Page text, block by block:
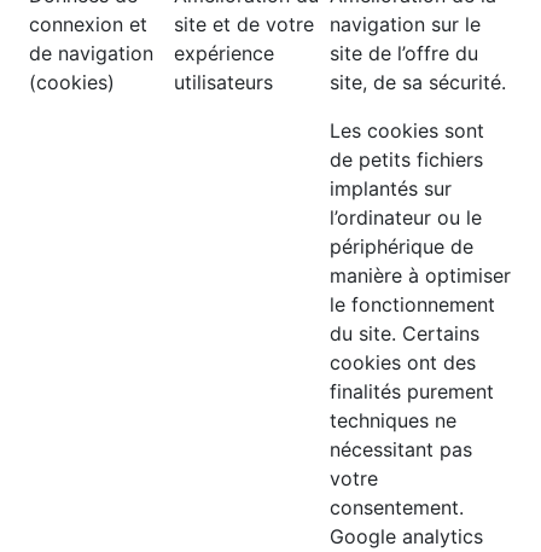
connexion et
de navigation
(cookies)
site et de votre
expérience
utilisateurs
navigation sur le
site de l’offre du
site, de sa sécurité.
Les cookies sont
de petits fichiers
implantés sur
l’ordinateur ou le
périphérique de
manière à optimiser
le fonctionnement
du site. Certains
cookies ont des
finalités purement
techniques ne
nécessitant pas
votre
consentement.
Google analytics